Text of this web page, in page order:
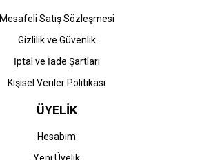
Mesafeli Satış Sözleşmesi
Gizlilik ve Güvenlik
İptal ve İade Şartları
Kişisel Veriler Politikası
ÜYELİK
Hesabım